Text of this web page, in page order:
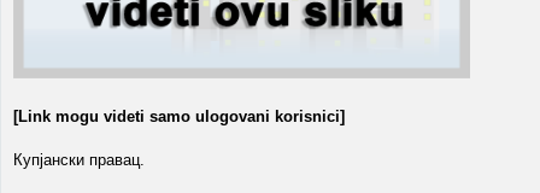
[Link mogu videti samo ulogovani korisnici]
Купјански правац.